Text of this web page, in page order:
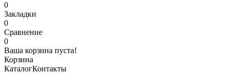
0
Закладки
0
Сравнение
0
Ваша корзина пуста!
Корзина
КаталогКонтакты